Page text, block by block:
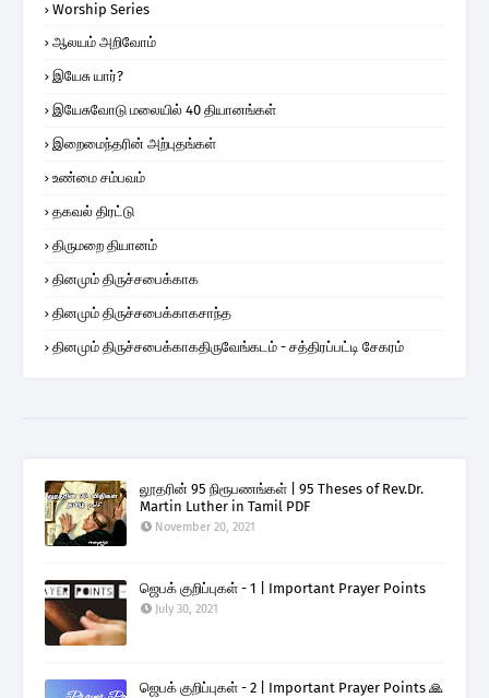
Worship Series
ஆலயம் அறிவோம்
இயேசு யார்?
இயேசுவோடு மலையில் 40 தியானங்கள்
இறைமைந்தரின் அற்புதங்கள்
உண்மை சம்பவம்
தகவல் திரட்டு
திருமறை தியானம்
தினமும் திருச்சபைக்காக
தினமும் திருச்சபைக்காகசாந்த
தினமும் திருச்சபைக்காகதிருவேங்கடம் - சத்திரப்பட்டி சேகரம்
லூதரின் 95 நிரூபணங்கள் | 95 Theses of Rev.Dr.
Martin Luther in Tamil PDF
November 20, 2021
ஜெபக் குறிப்புகள் - 1 | Important Prayer Points
July 30, 2021
ஜெபக் குறிப்புகள் - 2 | Important Prayer Points 🙏